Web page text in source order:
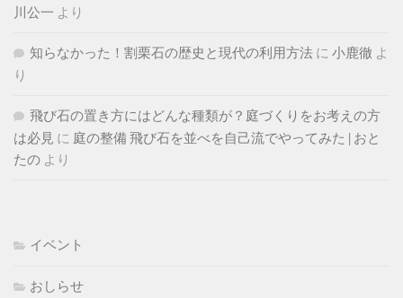
川公一 より
知らなかった！割栗石の歴史と現代の利用方法 に 小鹿徹 よ
り
飛び石の置き方にはどんな種類が？庭づくりをお考えの方
は必見 に 庭の整備 飛び石を並べを自己流でやってみた | おと
たの より
イベント
おしらせ